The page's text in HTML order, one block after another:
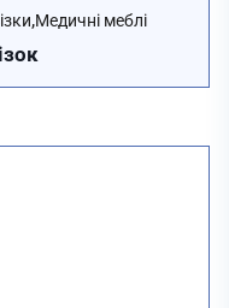
,Медичні меблі